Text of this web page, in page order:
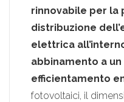
rinnovabile per la
distribuzione
elettrica
abbinamento a
efficientamento
fotovoltaici, il